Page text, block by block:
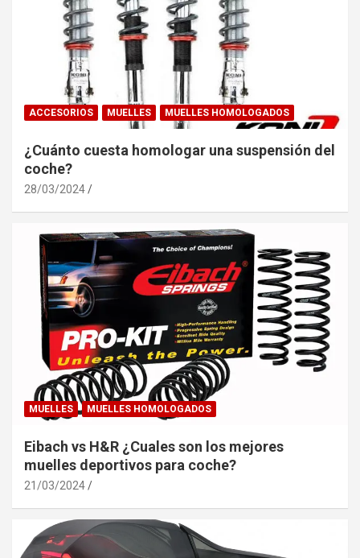
ACCESORIOS MUELLES MUELLES HOMOLOGADOS
¿Cuánto cuesta homologar una suspensión del
coche?
28/03/2024
MUELLES MUELLES HOMOLOGADOS
Eibach vs H&R ¿Cuales son los mejores
muelles deportivos para coche?
21/03/2024